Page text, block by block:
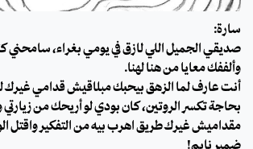
سارة:
صديقي الجميل اللي لازق في يومي بغراء،
وألففك معايا من هنا لهنا.
أنت عارف لما الزهق بيحبُك مبلاقيش قدامي غيرك
بحاجة تكسر الروتين، كان بودي لو أريحك من زيارتي
مقداميش غيرك طريق اهرب بيه من التفكير واقتل
ضمير نايم!